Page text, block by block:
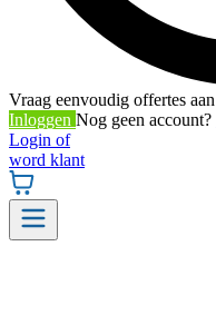
Vraag eenvoudig offertes aan
Inloggen Nog geen account?
Login of
word klant